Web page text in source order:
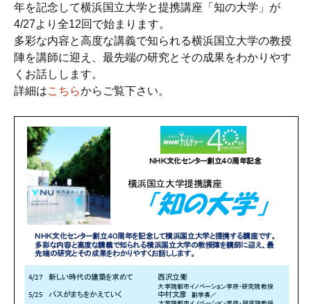
年を記念して横浜国立大学と提携講座「知の大学」が
4/27より全12回で始まります。
多彩な内容と高度な講義で知られる横浜国立大学の教授
陣を講師に迎え、最先端の研究とその成果をわかりやす
くお話しします。
詳細はこちらからご覧下さい。